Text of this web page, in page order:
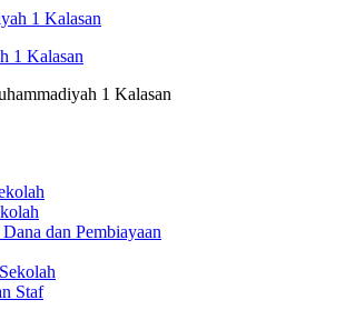
1 Kalasan
1 Kalasan
dan Pembiayaan
Staf